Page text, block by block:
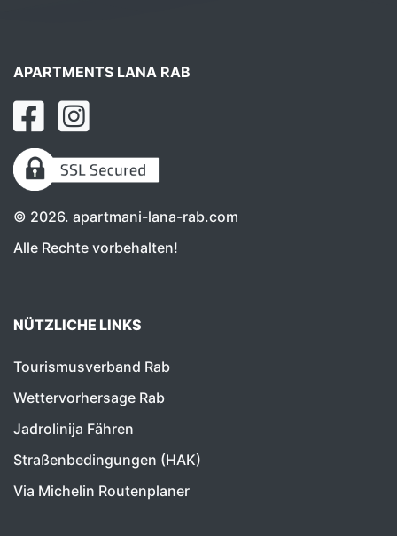
APARTMENTS LANA RAB
© 2026. apartmani-lana-rab.com
Alle Rechte vorbehalten!
NÜTZLICHE LINKS
Tourismusverband Rab
Wettervorhersage Rab
Jadrolinija Fähren
Straßenbedingungen (HAK)
Via Michelin Routenplaner